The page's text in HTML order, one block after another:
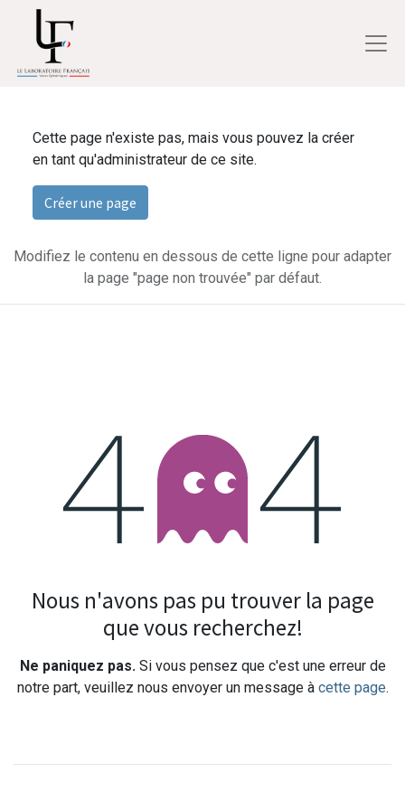
Cette page n'existe pas, mais vous pouvez la créer
en tant qu'administrateur de ce site.
Créer une page
Modifiez le contenu en dessous de cette ligne pour adapter
la page "page non trouvée" par défaut.
Erreur 404
Nous n'avons pas pu trouver la page
que vous recherchez!
Ne paniquez pas.Si vous pensez que c'est une erreur de
notre part, veuillez nous envoyer un message à cette page.